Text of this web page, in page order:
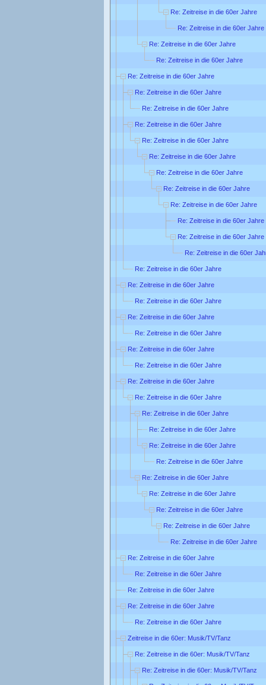
Re: Zeitreise in die 60er Jahre
Re: Zeitreise in die 60er Jahre
Re: Zeitreise in die 60er Jahre
Re: Zeitreise in die 60er Jahre
Re: Zeitreise in die 60er Jahre
Re: Zeitreise in die 60er Jahre
Re: Zeitreise in die 60er Jahre
Re: Zeitreise in die 60er Jahre
Re: Zeitreise in die 60er Jahre
Re: Zeitreise in die 60er Jahre
Re: Zeitreise in die 60er Jahre
Re: Zeitreise in die 60er Jahre
Re: Zeitreise in die 60er Jahre
Re: Zeitreise in die 60er Jahre
Re: Zeitreise in die 60er Jahre
Re: Zeitreise in die 60er
Re: Zeitreise in die 60er Jahre
Re: Zeitreise in die 60er Jahre
Re: Zeitreise in die 60er Jahre
Re: Zeitreise in die 60er Jahre
Re: Zeitreise in die 60er Jahre
Re: Zeitreise in die 60er Jahre
Re: Zeitreise in die 60er Jahre
Re: Zeitreise in die 60er Jahre
Re: Zeitreise in die 60er Jahre
Re: Zeitreise in die 60er Jahre
Re: Zeitreise in die 60er Jahre
Re: Zeitreise in die 60er Jahre
Re: Zeitreise in die 60er Jahre
Re: Zeitreise in die 60er Jahre
Re: Zeitreise in die 60er Jahre
Re: Zeitreise in die 60er Jahre
Re: Zeitreise in die 60er Jahre
Re: Zeitreise in die 60er Jahre
Re: Zeitreise in die 60er Jahre
Re: Zeitreise in die 60er Jahre
Re: Zeitreise in die 60er Jahre
Re: Zeitreise in die 60er Jahre
Re: Zeitreise in die 60er Jahre
Zeitreise in die 60er: Musik/TV/Tanz
Re: Zeitreise in die 60er: Musik/TV/Tanz
Re: Zeitreise in die 60er: Musik/TV/Tanz